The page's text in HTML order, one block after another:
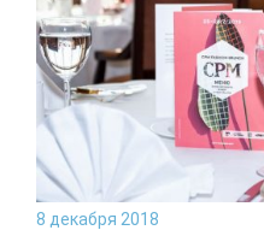
8 декабря 2018